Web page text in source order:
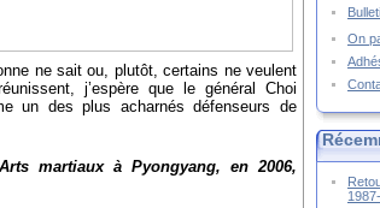
ne sait ou, plutôt, certains ne veulent
j’espère que le général Choi
un des plus acharnés défenseurs de
martiaux à Pyongyang, en 2006,
On